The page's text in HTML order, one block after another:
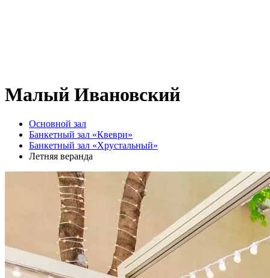
Малый Ивановский
Основной зал
Банкетный зал «Квеври»
Банкетный зал «Хрустальный»
Летняя веранда